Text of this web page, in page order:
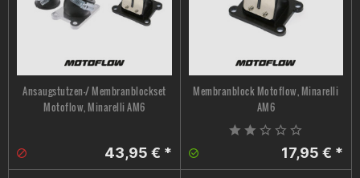
Ansaugstutzen-/ Membranblockset
Motoflow, Minarelli AM6
43,95 € *
Membranblock Motoflow, Minarelli
AM6
17,95 € *